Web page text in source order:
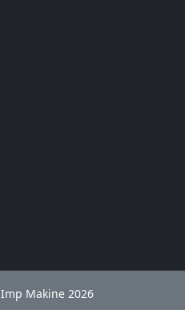
Imp Makine 2026